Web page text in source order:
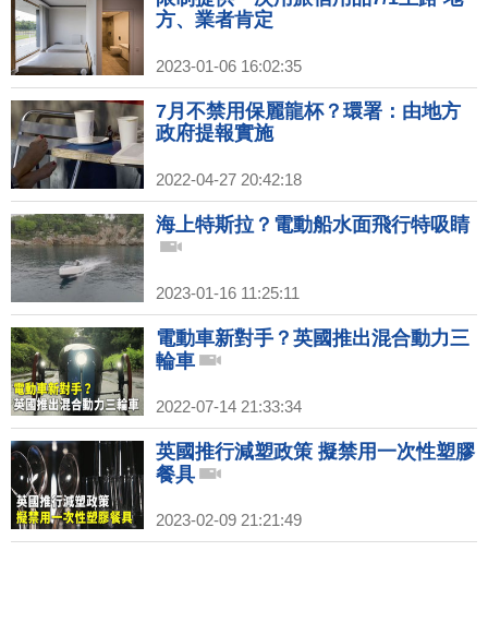
方、業者肯定
2023-01-06 16:02:35
7月不禁用保麗龍杯？環署：由地方
政府提報實施
2022-04-27 20:42:18
海上特斯拉？電動船水面飛行特吸睛
2023-01-16 11:25:11
電動車新對手？英國推出混合動力三
輪車
2022-07-14 21:33:34
英國推行減塑政策 擬禁用一次性塑膠
餐具
2023-02-09 21:21:49